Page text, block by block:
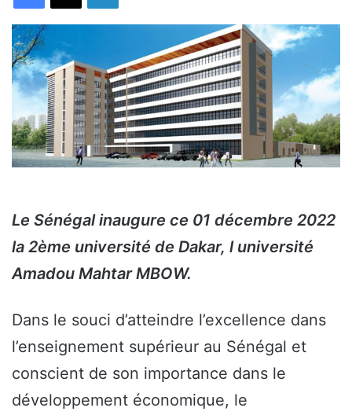
Le Sénégal inaugure ce 01 décembre 2022
la 2ème université de Dakar, l université
Amadou Mahtar MBOW.
Dans le souci d’atteindre l’excellence dans
l’enseignement supérieur au Sénégal et
conscient de son importance dans le
développement économique, le